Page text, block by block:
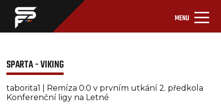
MENU
SPARTA - VIKING
taborita1 | Remíza 0:0 v prvním utkání 2. předkola
Konferenční ligy na Letné